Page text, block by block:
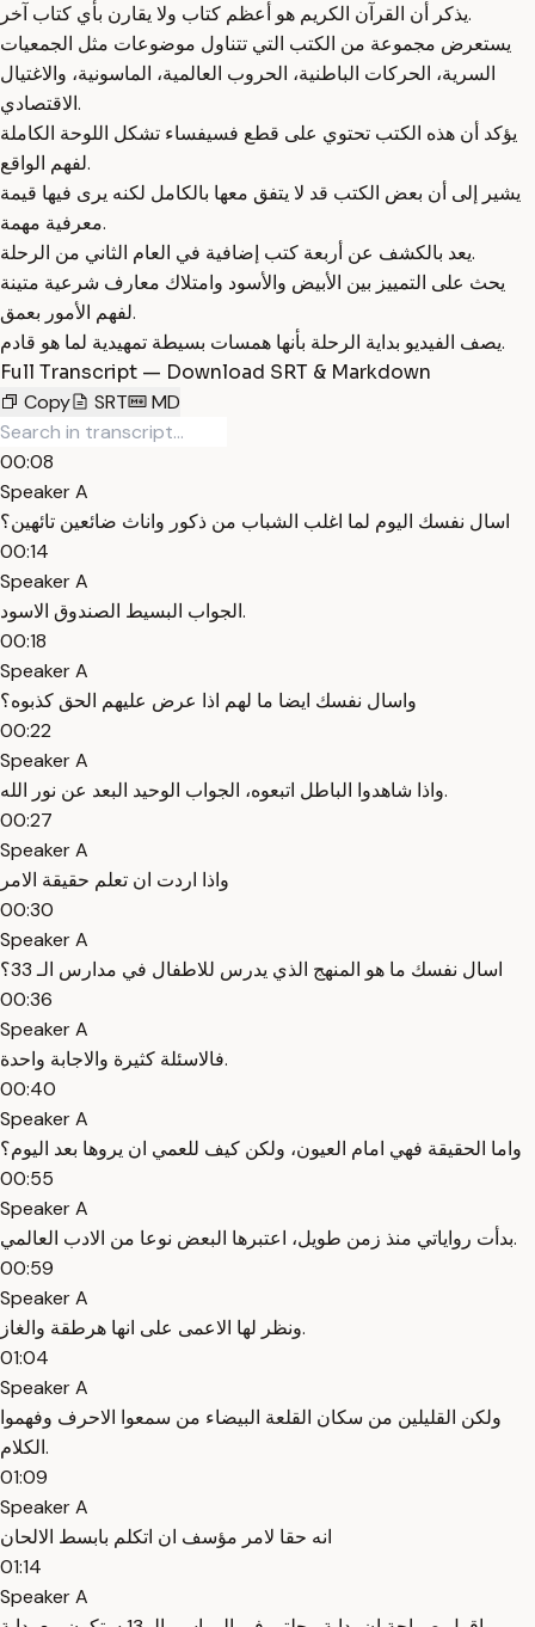
يذكر أن القرآن الكريم هو أعظم كتاب ولا يقارن بأي كتاب آخر.
يستعرض مجموعة من الكتب التي تتناول موضوعات مثل الجمعيات
السرية، الحركات الباطنية، الحروب العالمية، الماسونية، والاغتيال
الاقتصادي.
يؤكد أن هذه الكتب تحتوي على قطع فسيفساء تشكل اللوحة الكاملة
لفهم الواقع.
يشير إلى أن بعض الكتب قد لا يتفق معها بالكامل لكنه يرى فيها قيمة
معرفية مهمة.
يعد بالكشف عن أربعة كتب إضافية في العام الثاني من الرحلة.
يحث على التمييز بين الأبيض والأسود وامتلاك معارف شرعية متينة
لفهم الأمور بعمق.
يصف الفيديو بداية الرحلة بأنها همسات بسيطة تمهيدية لما هو قادم.
Full Transcript — Download SRT & Markdown
Copy
SRT MD
00:08
Speaker A
اسال نفسك اليوم لما اغلب الشباب من ذكور واناث ضائعين تائهين؟
00:14
Speaker A
الجواب البسيط الصندوق الاسود.
00:18
Speaker A
واسال نفسك ايضا ما لهم اذا عرض عليهم الحق كذبوه؟
00:22
Speaker A
واذا شاهدوا الباطل اتبعوه، الجواب الوحيد البعد عن نور الله.
00:27
Speaker A
واذا اردت ان تعلم حقيقة الامر
00:30
Speaker A
اسال نفسك ما هو المنهج الذي يدرس للاطفال في مدارس الـ 33؟
00:36
Speaker A
فالاسئلة كثيرة والاجابة واحدة.
00:40
Speaker A
واما الحقيقة فهي امام العيون، ولكن كيف للعمي ان يروها بعد اليوم؟
00:55
Speaker A
بدأت رواياتي منذ زمن طويل، اعتبرها البعض نوعا من الادب العالمي.
00:59
Speaker A
ونظر لها الاعمى على انها هرطقة والغاز.
01:04
Speaker A
ولكن القليلين من سكان القلعة البيضاء من سمعوا الاحرف وفهموا
الكلام.
01:09
Speaker A
انه حقا لامر مؤسف ان اتكلم بابسط الالحان
01:14
Speaker A